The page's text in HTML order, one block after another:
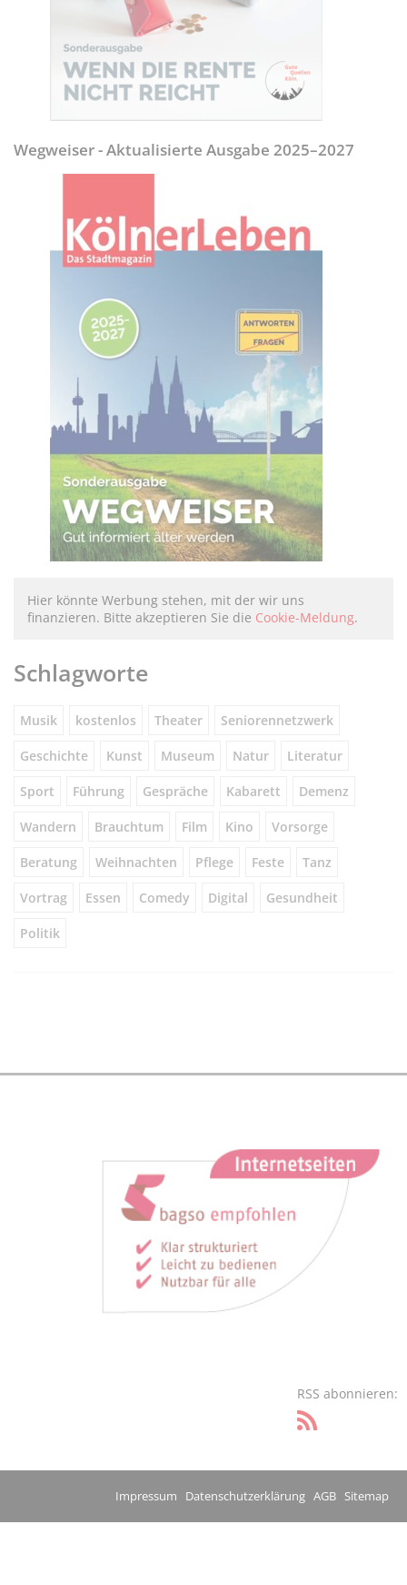
Wegweiser - Aktualisierte Ausgabe 2025–2027
Hier könnte Werbung stehen, mit der wir uns
finanzieren. Bitte akzeptieren Sie die Cookie-Meldung.
Schlagworte
Musik kostenlos Theater Seniorennetzwerk
Geschichte Kunst Museum Natur Literatur
Sport Führung Gespräche Kabarett Demenz
Wandern Brauchtum Film Kino Vorsorge
Beratung Weihnachten Pflege Feste Tanz
Vortrag Essen Comedy Digital Gesundheit
Politik
RSS abonnieren:
Impressum Datenschutzerklärung AGB Sitemap